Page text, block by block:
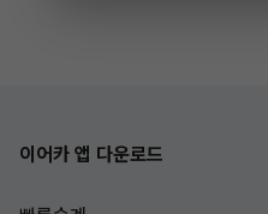
이어카 앱 다운로드